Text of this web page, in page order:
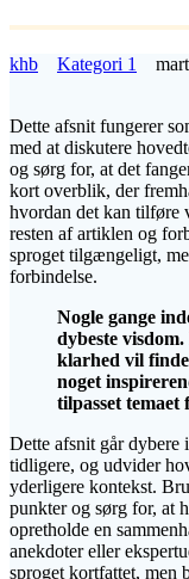
khb Kategori 1
Dette afsnit fungerer
med at diskutere
og sørg for, at det
kort overblik, der
hvordan det kan tilføre
resten af artiklen og
sproget tilgængeligt,
forbindelse.
Nogle gange
dybeste
klarhed vil
noget
tilpasset
Dette afsnit går dybere
tidligere, og udvider
yderligere kontekst.
punkter og sørg for, at
opretholde en
anekdoter eller
sproget kortfattet, men